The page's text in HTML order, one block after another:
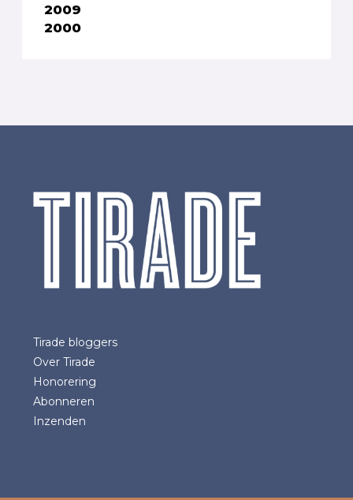
2009
2000
Tirade bloggers
Over Tirade
Honorering
Abonneren
Inzenden